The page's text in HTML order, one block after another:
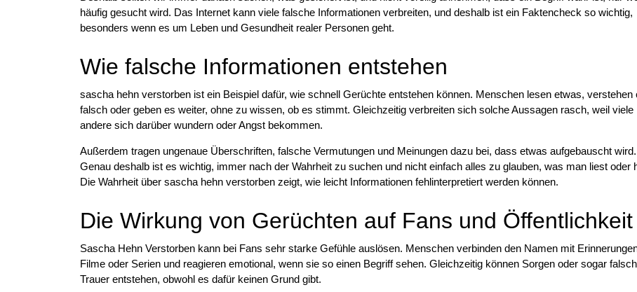
häufig gesucht wird. Das Internet kann viele falsche Informationen verbreiten, und deshalb ist ein Faktencheck so wichtig,
besonders wenn es um Leben und Gesundheit realer Personen geht.
Wie falsche Informationen entstehen
sascha hehn verstorben ist ein Beispiel dafür, wie schnell Gerüchte entstehen können. Menschen lesen etwas, verstehen
falsch oder geben es weiter, ohne zu wissen, ob es stimmt. Gleichzeitig verbreiten sich solche Aussagen rasch, weil viele
andere sich darüber wundern oder Angst bekommen.
Außerdem tragen ungenaue Überschriften, falsche Vermutungen und Meinungen dazu bei, dass etwas aufgebauscht wird.
Genau deshalb ist es wichtig, immer nach der Wahrheit zu suchen und nicht einfach alles zu glauben, was man liest oder
Die Wahrheit über sascha hehn verstorben zeigt, wie leicht Informationen fehlinterpretiert werden können.
Die Wirkung von Gerüchten auf Fans und Öffentlichkeit
Sascha Hehn Verstorben kann bei Fans sehr starke Gefühle auslösen. Menschen verbinden den Namen mit
Filme oder Serien und reagieren emotional, wenn sie so einen Begriff sehen. Gleichzeitig können Sorgen oder sogar
Trauer entstehen, obwohl es dafür keinen Grund gibt.